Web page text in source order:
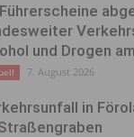
und Drogen
7. August 2026
in